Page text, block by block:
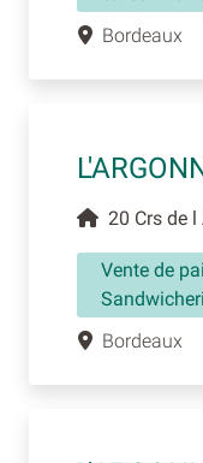
Bordeaux
20 Crs de
Vente de
Bordeaux